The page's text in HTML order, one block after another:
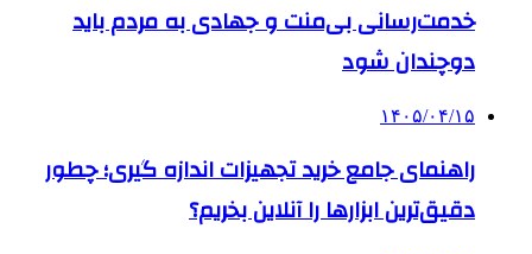
خدمت‌رسانی بی‌منت و جهادی به مردم باید
دوچندان شود
۱۴۰۵/۰۴/۱۵
راهنمای جامع خرید تجهیزات اندازه گیری؛ چطور
دقیق‌ترین ابزارها را آنلاین بخریم؟